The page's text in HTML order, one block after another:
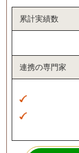
累計実績数
連携の専門家